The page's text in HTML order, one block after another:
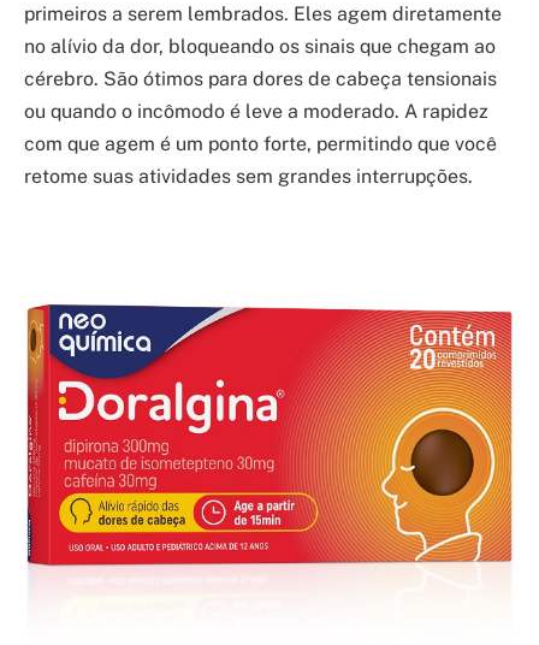
primeiros a serem lembrados. Eles agem diretamente
no alívio da dor, bloqueando os sinais que chegam ao
cérebro. São ótimos para dores de cabeça tensionais
ou quando o incômodo é leve a moderado. A rapidez
com que agem é um ponto forte, permitindo que você
retome suas atividades sem grandes interrupções.